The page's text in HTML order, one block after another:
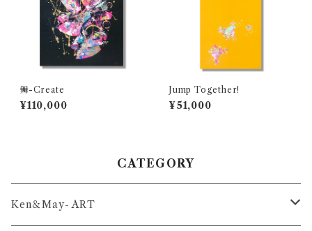
舞-Create
¥110,000
Jump Together!
¥51,000
CATEGORY
Ken＆May- ART